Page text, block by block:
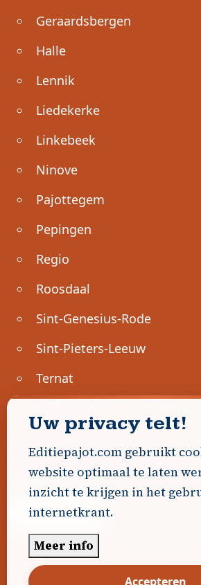
Geraardsbergen
Halle
Lennik
Liedekerke
Linkebeek
Ninove
Pajottegem
Pepingen
Regio
Roosdaal
Sint-Genesius-Rode
Sint-Pieters-Leeuw
Ternat
Geen advertenties gevonden.
Uw advertentie hier? Contacteer
Word Partner!
© 2026 Editiepajot.com
Uw privacy telt!
Editiepajot.com gebruikt
website optimaal te laten
inzicht te krijgen in het
internetkrant.
Meer info
Accepteren